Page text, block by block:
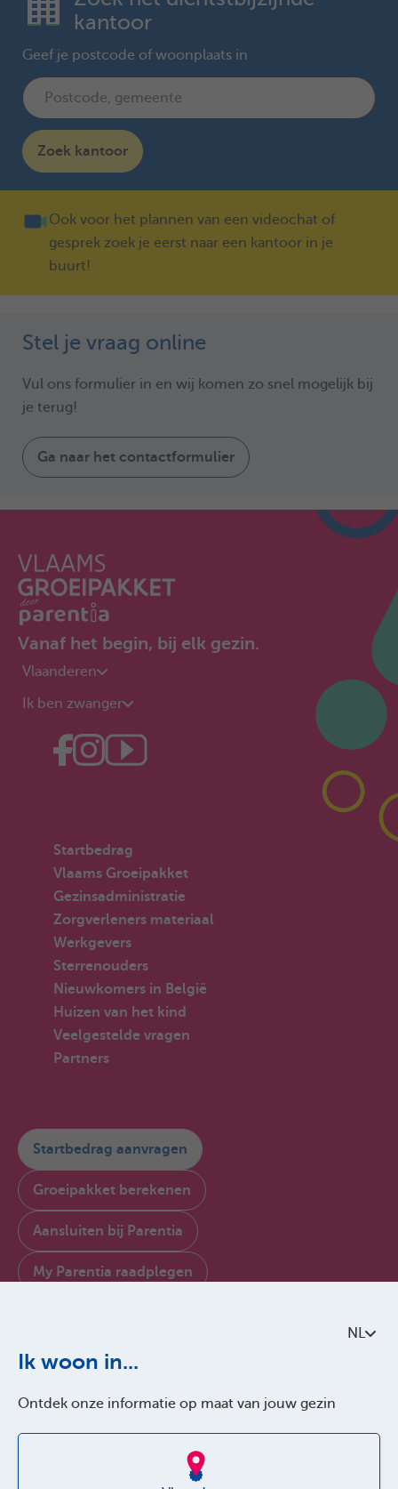
NL
Ik woon in...
Ontdek onze informatie op maat van jouw gezin
kantoor
Geef je postcode of woonplaats in
Zoek kantoor
Ook voor het plannen van een videochat of
gesprek zoek je eerst naar een kantoor in je
buurt!
Stel je vraag online
Vul ons formulier in en wij komen zo snel mogelijk bij
je terug!
Ga naar het contactformulier
Vanaf het begin, bij elk gezin.
Vlaanderen
Ik ben zwanger
Startbedrag
Vlaams Groeipakket
Gezinsadministratie
Zorgverleners materiaal
Werkgevers
Sterrenouders
Nieuwkomers in België
Huizen van het kind
Veelgestelde vragen
Partners
Startbedrag aanvragen
Groeipakket berekenen
Aansluiten bij Parentia
My Parentia raadplegen
Over Parentia
Toegankelijkheid